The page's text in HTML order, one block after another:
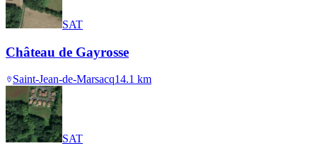
SAT
Château de Gayrosse
Saint-Jean-de-Marsacq14.1 km
SAT